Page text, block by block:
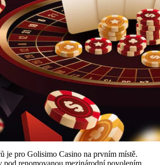
je pro Golisimo Casino na prvním místě.